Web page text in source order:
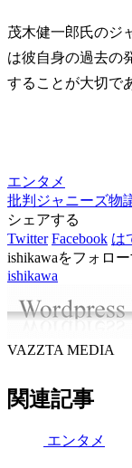
茂木健一郎氏のジ
は彼自身の過去の
することが大切で
エンタメ
批判 ジャニーズ物
シェアする
Twitter Facebook は
ishikawaをフォロ
ishikawa
VAZZTA MEDIA
関連記事
エンタメ